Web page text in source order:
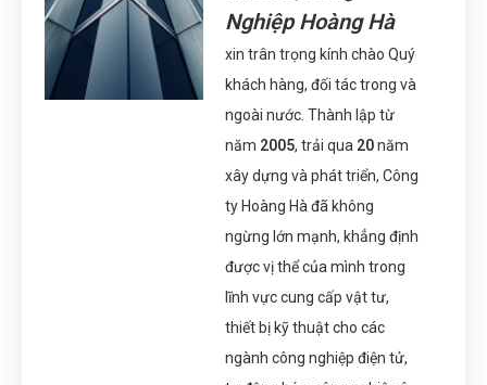
Nghiệp Hoàng Hà
xin trân trọng kính chào Quý
khách hàng, đối tác trong và
ngoài nước. Thành lập từ
năm 2005, trải qua 20năm
xây dựng và phát triển, Công
ty Hoàng Hà đã không
ngừng lớn mạnh, khẳng định
được vị thể của mình trong
lĩnh vực cung cấp vật tư,
thiết bị kỹ thuật cho các
ngành công nghiệp điện tử,